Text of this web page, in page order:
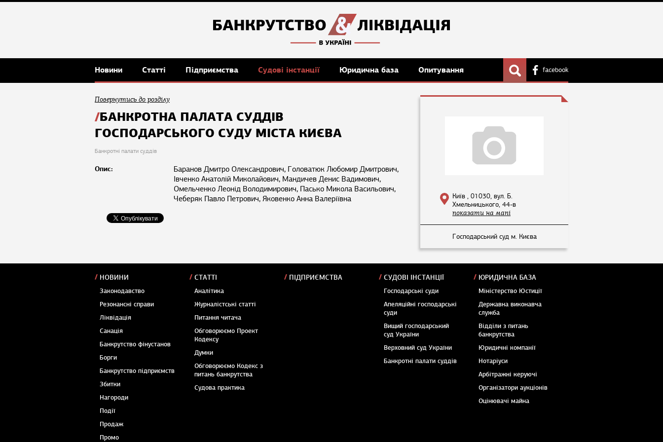
Новини Статті Підприємства Судові інстанції Юридична база Опитування facebook
Повернутись до розділу
БАНКРОТНА ПАЛАТА СУДДІВ
ГОСПОДАРСЬКОГО СУДУ МІСТА КИЄВА
Банкротні палати суддів
Опис:
Баранов Дмитро Олександрович, Головатюк Любомир Дмитрович,
Івченко Анатолій Миколайович, Мандичев Денис Вадимович,
Омельченко Леонід Володимирович, Пасько Микола Васильович,
Чеберяк Павло Петрович, Яковенко Анна Валеріївна
Київ , 01030, вул. Б.
Хмельницького, 44-в
показати на мапі
Господарський суд м. Києва
НОВИНИ
Законодавство
Резонансні справи
Ліквідація
Санація
Банкрутство фінустанов
Борги
Банкрутство підприємств
Збитки
Нагороди
Події
Продаж
Промо
СТАТТІ
Аналітика
Журналістські статті
Питання читача
Обговорюємо Проект
Кодексу
Думки
Обговорюємо Кодекс з
питань банкрутства
Судова практика
ПІДПРИЄМСТВА СУДОВІ ІНСТАНЦІЇ
Господарські суди
Апеляційні господарські
суди
Вищий господарський
суд України
Верховний суд України
Банкротні палати суддів
ЮРИДИЧНА БАЗА
Міністерство Юстиції
Державна виконавча
служба
Відділи з питань
банкрутства
Юридичні компанії
Нотаріуси
Арбітражні керуючі
Організатори аукціонів
Оцінювачі майна